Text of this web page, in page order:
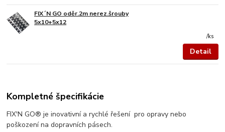
FIX´N GO oděr.2m nerez.šrouby
5x10+5x12
/ks
Detail
Kompletné špecifikácie
FIX'N GO® je inovativní a rychlé řešení pro opravy nebo
poškození na dopravních pásech.